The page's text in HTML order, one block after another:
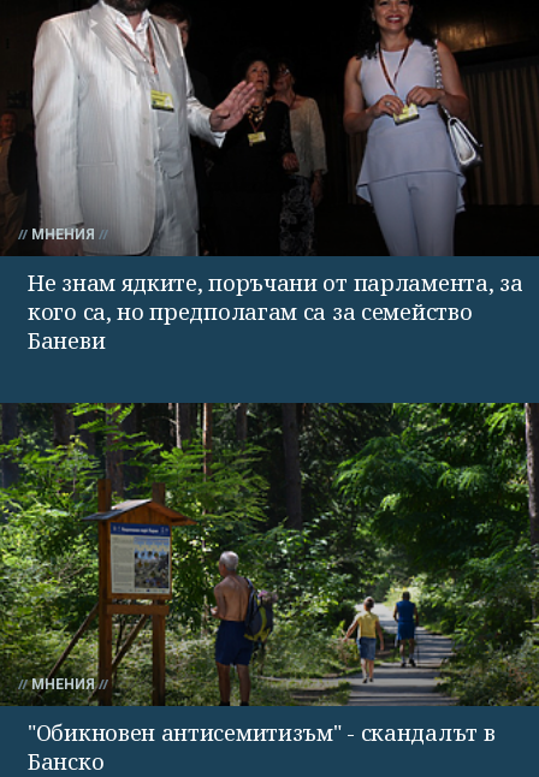
МНЕНИЯ
Не знам ядките, поръчани от парламента, за
кого са, но предполагам са за семейство
Баневи
МНЕНИЯ
"Обикновен антисемитизъм" - скандалът в
Банско